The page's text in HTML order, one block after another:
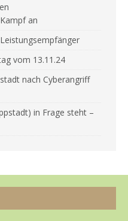
an
vom 13.11.24
nach Cyberangriff
in Frage steht –